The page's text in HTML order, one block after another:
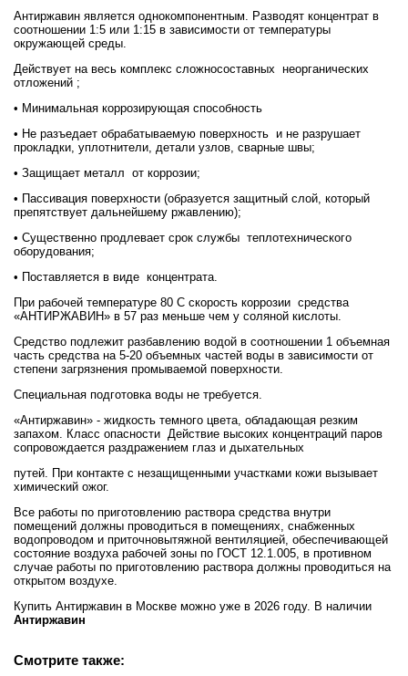
Антиржавин является однокомпонентным. Разводят концентрат в
соотношении 1:5 или 1:15 в зависимости от температуры
окружающей среды.
Действует на весь комплекс сложносоставных неорганических
отложений ;
• Минимальная коррозирующая способность
• Не разъедает обрабатываемую поверхность и не разрушает
прокладки, уплотнители, детали узлов, сварные швы;
• Защищает металл от коррозии;
• Пассивация поверхности (образуется защитный слой, который
препятствует дальнейшему ржавлению);
• Существенно продлевает срок службы теплотехнического
оборудования;
• Поставляется в виде концентрата.
При рабочей температуре 80 С скорость коррозии средства
«АНТИРЖАВИН» в 57 раз меньше чем у соляной кислоты.
Средство подлежит разбавлению водой в соотношении 1 объемная
часть средства на 5-20 объемных частей воды в зависимости от
степени загрязнения промываемой поверхности.
Специальная подготовка воды не требуется.
«Антиржавин» - жидкость темного цвета, обладающая резким
запахом. Класс опасности Действие высоких концентраций паров
сопровождается раздражением глаз и дыхательных
путей. При контакте с незащищенными участками кожи вызывает
химический ожог.
Все работы по приготовлению раствора средства внутри
помещений должны проводиться в помещениях, снабженных
водопроводом и приточновытяжной вентиляцией, обеспечивающей
состояние воздуха рабочей зоны по ГОСТ 12.1.005, в противном
случае работы по приготовлению раствора должны проводиться на
открытом воздухе.
Купить Антиржавин в Москве можно уже в 2026 году. В наличии
Антиржавин
Смотрите также: